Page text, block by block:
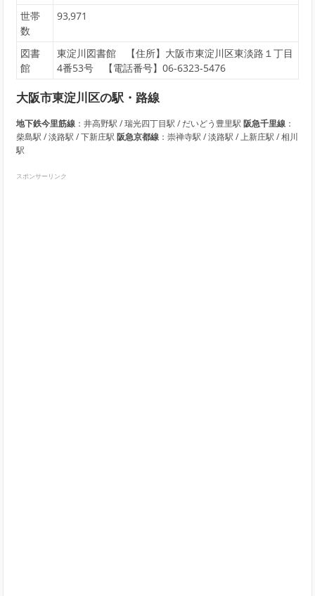
世帯
数
93,971
図書
館
東淀川図書館 【住所】大阪市東淀川区東淡路１丁目
4番53号 【電話番号】06-6323-5476
大阪市東淀川区の駅・路線
地下鉄今里筋線：井高野駅 / 瑞光四丁目駅 / だいどう豊里駅 阪急千里線：
柴島駅 / 淡路駅 / 下新庄駅 阪急京都線：崇禅寺駅 / 淡路駅 / 上新庄駅 / 相川
駅
スポンサーリンク